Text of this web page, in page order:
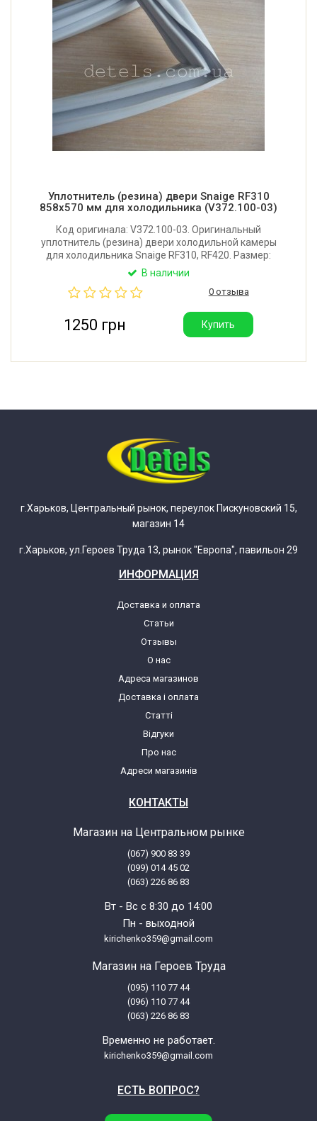
Уплотнитель (резина) двери Snaige RF310
858x570 мм для холодильника (V372.100-03)
Код оригинала: V372.100-03. Оригинальный
уплотнитель (резина) двери холодильной камеры
для холодильника Snaige RF310, RF420. Размер:
858x570 мм. Крепление: в паз. Производитель:
В наличии
0 отзыва
1250 грн Купить
г.Харьков, Центральный рынок, переулок Пискуновский 15,
магазин 14
г.Харьков, ул.Героев Труда 13, рынок "Европа", павильон 29
ИНФОРМАЦИЯ
Доставка и оплата
Статьи
Отзывы
О нас
Адреса магазинов
Доставка і оплата
Статті
Відгуки
Про нас
Адреси магазинів
КОНТАКТЫ
Магазин на Центральном рынке
(067) 900 83 39
(099) 014 45 02
(063) 226 86 83
Вт - Вс с 8:30 до 14:00
Пн - выходной
kirichenko359@gmail.com
Магазин на Героев Труда
(095) 110 77 44
(096) 110 77 44
(063) 226 86 83
Временно не работает.
kirichenko359@gmail.com
ЕСТЬ ВОПРОС?